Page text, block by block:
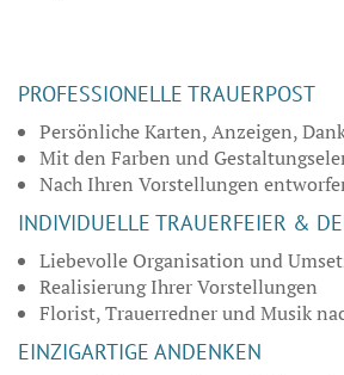
PROFESSIONELLE TRAUERPOST
Persönliche Karten, Anzeigen,
Mit den Farben und
Nach Ihren Vorstellungen
INDIVIDUELLE TRAUERFEIER &
Liebevolle Organisation und
Realisierung Ihrer Vorstellungen
Florist, Trauerredner und Musik
EINZIGARTIGE ANDENKEN